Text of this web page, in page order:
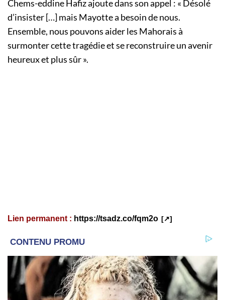
Chems-eddine Hafiz ajoute dans son appel : « Désolé
d’insister […] mais Mayotte a besoin de nous.
Ensemble, nous pouvons aider les Mahorais à
surmonter cette tragédie et se reconstruire un avenir
heureux et plus sûr ».
Lien permanent : https://tsadz.co/fqm2o